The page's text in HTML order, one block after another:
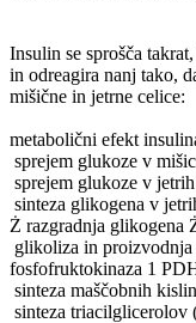
Insulin se sprošča
in odreagira nanj tako,
mišične in jetrne celice:
metabolični efekt
sprejem glukoze v
sprejem glukoze v
sinteza glikogena v
Ż razgradnja glikogena
glikoliza in
fosfofruktokinaza 1­
sinteza maščobnih
sinteza